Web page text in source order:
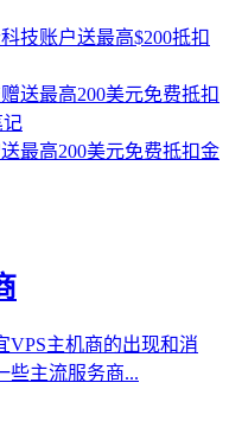
技账户送最高$200抵扣
最高200美元免费抵扣金
VPS主机商的出现和消
些主流服务商...